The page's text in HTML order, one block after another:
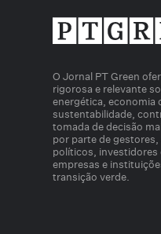
O Jornal PT Green
rigorosa e relevante
energética, economia
sustentabilidade,
tomada de decisão
por parte de gestores,
políticos, investidores
empresas e
transição verde.